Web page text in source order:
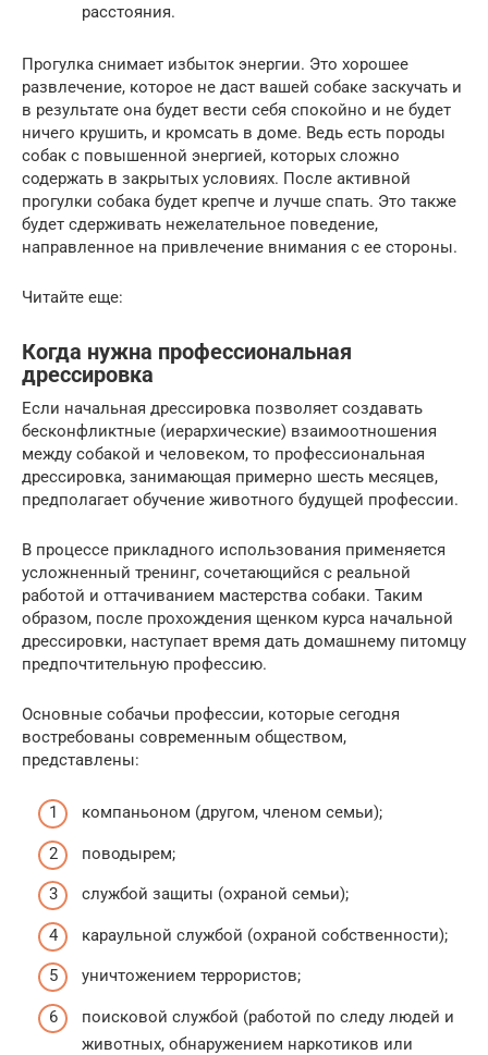
расстояния.
Прогулка снимает избыток энергии. Это хорошее
развлечение, которое не даст вашей собаке заскучать и
в результате она будет вести себя спокойно и не будет
ничего крушить, и кромсать в доме. Ведь есть породы
собак с повышенной энергией, которых сложно
содержать в закрытых условиях. После активной
прогулки собака будет крепче и лучше спать. Это также
будет сдерживать нежелательное поведение,
направленное на привлечение внимания с ее стороны.
Читайте еще:
Когда нужна профессиональная
дрессировка
Если начальная дрессировка позволяет создавать
бесконфликтные (иерархические) взаимоотношения
между собакой и человеком, то профессиональная
дрессировка, занимающая примерно шесть месяцев,
предполагает обучение животного будущей профессии.
В процессе прикладного использования применяется
усложненный тренинг, сочетающийся с реальной
работой и оттачиванием мастерства собаки. Таким
образом, после прохождения щенком курса начальной
дрессировки, наступает время дать домашнему питомцу
предпочтительную профессию.
Основные собачьи профессии, которые сегодня
востребованы современным обществом,
представлены:
компаньоном (другом, членом семьи);
поводырем;
службой защиты (охраной семьи);
караульной службой (охраной собственности);
уничтожением террористов;
поисковой службой (работой по следу людей и
животных, обнаружением наркотиков или